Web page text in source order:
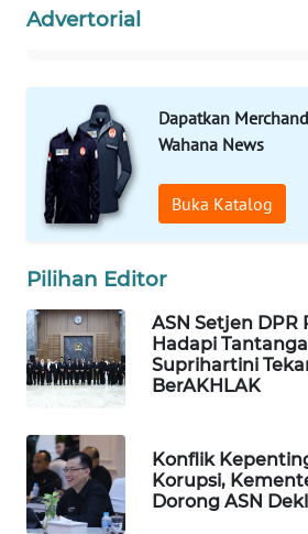
Advertorial
Dapatkan
Wahana News
Buka Katalog
Pilihan Editor
ASN Setjen DPR
Hadapi
Suprihartini
BerAKHLAK
Konflik
Korupsi,
Dorong ASN
WAHANA
WAHANA
UMKM
WAHANA
SELEB
PERSONA
WAHANA
OTOMOTIF
HEALTH
WAHANA
DESA